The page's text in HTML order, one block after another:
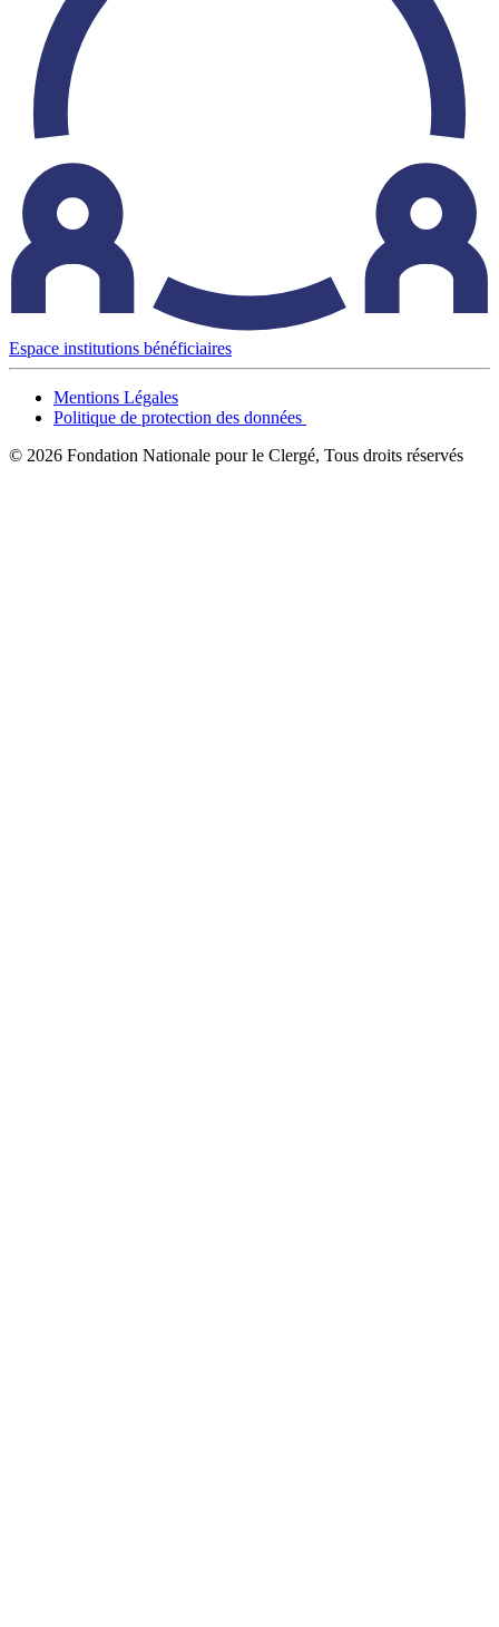
Espace institutions bénéficiaires
Mentions Légales
Politique de protection des données
© 2026 Fondation Nationale pour le Clergé, Tous droits réservés